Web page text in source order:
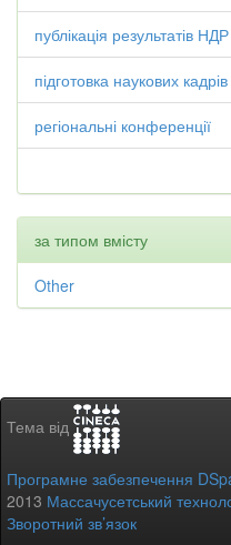
публікація результатів НДР
підготовка наукових кадрів
регіональні конференції
за типом вмісту
Other
Тема від
Програмне забезпечення
2013 Массачусетський
Зворотний зв’язок